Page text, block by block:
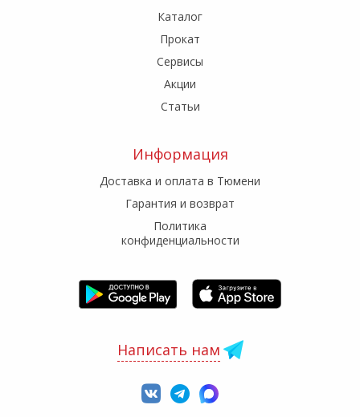
Каталог
Прокат
Сервисы
Акции
Статьи
Информация
Доставка и оплата в Тюмени
Гарантия и возврат
Политика
конфиденциальности
Написать нам